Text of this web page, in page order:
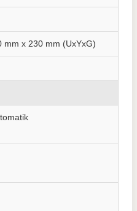
mm x 230 mm (UxYxG)